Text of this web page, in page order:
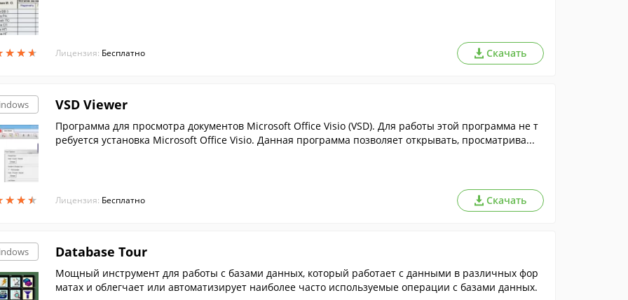
★★★
★★★ Лицензия: Бесплатно Скачать
★★★
★★★
VSD Viewer
Программа для просмотра документов Microsoft Office Visio (VSD). Для работы этой программа не т
ребуется установка Microsoft Office Visio. Данная программа позволяет открывать, просматрива...
Лицензия: Бесплатно Скачать
Database Tour
Мощный инструмент для работы с базами данных, который работает с данными в различных фор
матах и облегчает или автоматизирует наиболее часто используемые операции с базами данных.